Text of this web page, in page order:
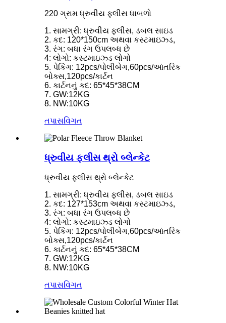
220 ગ્રામ ધ્રુવીય ફ્લીસ ધાબળો
1. સામગ્રી: ધ્રુવીય ફ્લીસ, ડબલ સાઇડ
2. કદ: 120*150cm અથવા કસ્ટમાઇઝ્ડ,
3. રંગ: બધા રંગ ઉપલબ્ધ છે
4: લોગો: કસ્ટમાઇઝ્ડ લોગો
5. પેકિંગ: 12pcs/પોલીબેગ,60pcs/આંતરિક
બોક્સ,120pcs/કાર્ટન
6. કાર્ટનનું કદ: 65*45*38CM
7. GW:12KG
8. NW:10KG
તપાસવિગત
ધ્રુવીય ફ્લીસ થ્રો બ્લેન્કેટ
ધ્રુવીય ફ્લીસ થ્રો બ્લેન્કેટ
1. સામગ્રી: ધ્રુવીય ફ્લીસ, ડબલ સાઇડ
2. કદ: 127*153cm અથવા કસ્ટમાઇઝ્ડ,
3. રંગ: બધા રંગ ઉપલબ્ધ છે
4: લોગો: કસ્ટમાઇઝ્ડ લોગો
5. પેકિંગ: 12pcs/પોલીબેગ,60pcs/આંતરિક
બોક્સ,120pcs/કાર્ટન
6. કાર્ટનનું કદ: 65*45*38CM
7. GW:12KG
8. NW:10KG
તપાસવિગત